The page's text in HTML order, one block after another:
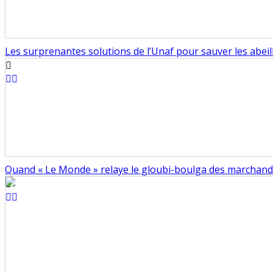
Les surprenantes solutions de l’Unaf pour sauver les
Quand « Le Monde » relaye le gloubi-boulga des